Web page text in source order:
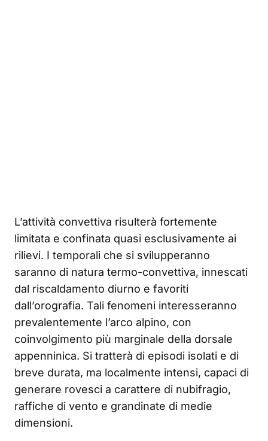
L’attività convettiva risulterà fortemente
limitata e confinata quasi esclusivamente ai
rilievi. I temporali che si svilupperanno
saranno di natura termo-convettiva, innescati
dal riscaldamento diurno e favoriti
dall’orografia. Tali fenomeni interesseranno
prevalentemente l’arco alpino, con
coinvolgimento più marginale della dorsale
appenninica. Si tratterà di episodi isolati e di
breve durata, ma localmente intensi, capaci di
generare rovesci a carattere di nubifragio,
raffiche di vento e grandinate di medie
dimensioni.